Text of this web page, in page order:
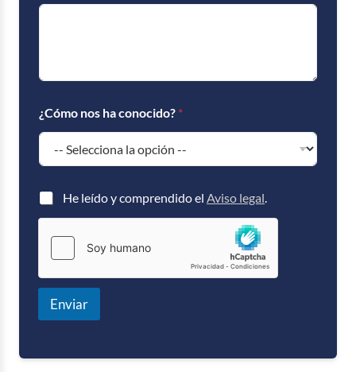
¿Cómo nos ha conocido? *
C
l
a
d
e
He leído y comprendido el Aviso legal.
Enviar